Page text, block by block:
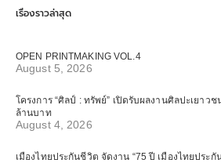
เรื่องราวล่าสุด
OPEN PRINTMAKING VOL.4
August 5, 2026
โครงการ “ศิลป์ : ทรัพย์” เปิดรับผลงานศิลปะเยาว
ล้านบาท
August 4, 2026
เมืองไทยประกันชีวิต จัดงาน “75 ปี เมืองไทยประ